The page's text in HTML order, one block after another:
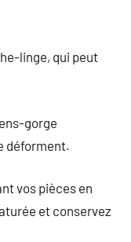
linge, qui peut
gorge
déforment.
vos pièces en
et conservez